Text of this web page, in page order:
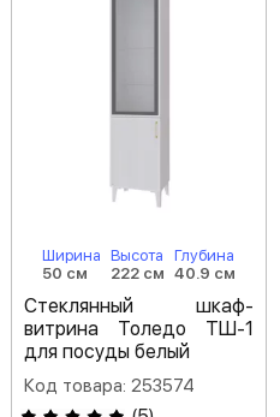
Ширина
50 см
Высота
222 см
Глубина
40.9 см
Стеклянный шкаф-
витрина Толедо ТШ-1
для посуды белый
Код товара: 253574